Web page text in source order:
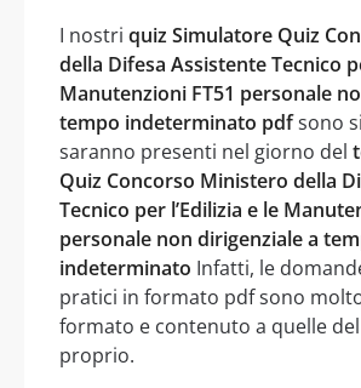
I nostri quiz Simulatore Quiz
della Difesa Assistente Tecnico
Manutenzioni FT51 personale
tempo indeterminato pdfsono
saranno presenti nel giorno del
Quiz Concorso Ministero della
Tecnico per l’Edilizia e le
personale non dirigenziale a
indeterminato Infatti, le
pratici in formato pdf sono
formato e contenuto a quelle
proprio.